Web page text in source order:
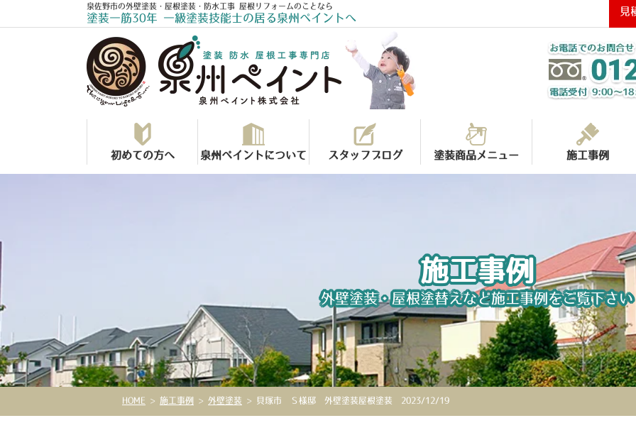
泉佐野市の外壁塗装・屋根塗装・防水工事 屋根リフォームのことなら
塗装一筋30年 一級塗装技能士の居る泉州ペイントへ
見
初めての方へ 泉州ペイントについて スタッフブログ 塗装商品メニュー 施工事例
施工事例
外壁塗装・屋根塗替えなど施工事例をご覧下さい
HOME > 施工事例 > 外壁塗装 > 貝塚市 Ｓ様邸 外壁塗装屋根塗装 2023/12/19